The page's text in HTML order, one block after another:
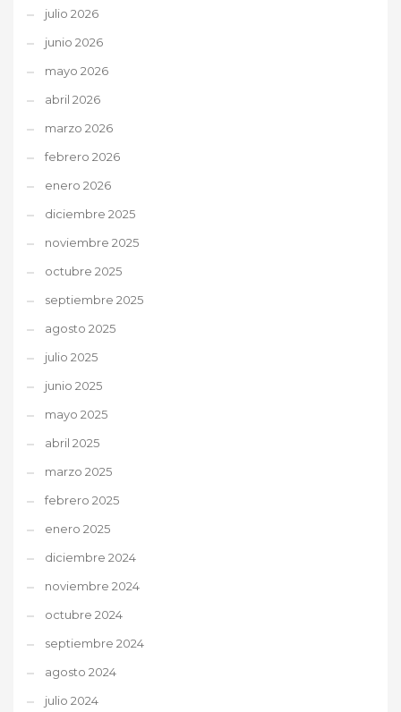
julio 2026
junio 2026
mayo 2026
abril 2026
marzo 2026
febrero 2026
enero 2026
diciembre 2025
noviembre 2025
octubre 2025
septiembre 2025
agosto 2025
julio 2025
junio 2025
mayo 2025
abril 2025
marzo 2025
febrero 2025
enero 2025
diciembre 2024
noviembre 2024
octubre 2024
septiembre 2024
agosto 2024
julio 2024